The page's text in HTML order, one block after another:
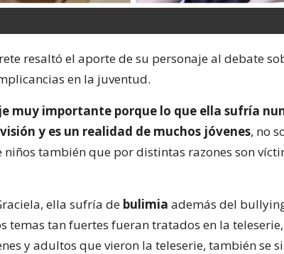
resaltó el aporte de su personaje al debate
en la juventud.
muy importante porque lo que ella sufría
y es un realidad de muchos jóvenes, no
niños también que por distintas razones son
ella sufría de bulimia además del
temas tan fuertes fueran tratados en la
y adultos que vieron la teleserie, también se